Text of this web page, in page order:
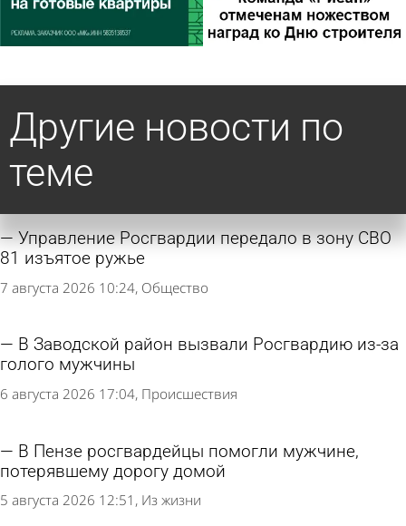
Другие новости по
теме
Управление Росгвардии передало в зону СВО
81 изъятое ружье
7 августа 2026 10:24 Общество
В Заводской район вызвали Росгвардию из-за
голого мужчины
6 августа 2026 17:04 Происшествия
В Пензе росгвардейцы помогли мужчине,
потерявшему дорогу домой
5 августа 2026 12:51 Из жизни